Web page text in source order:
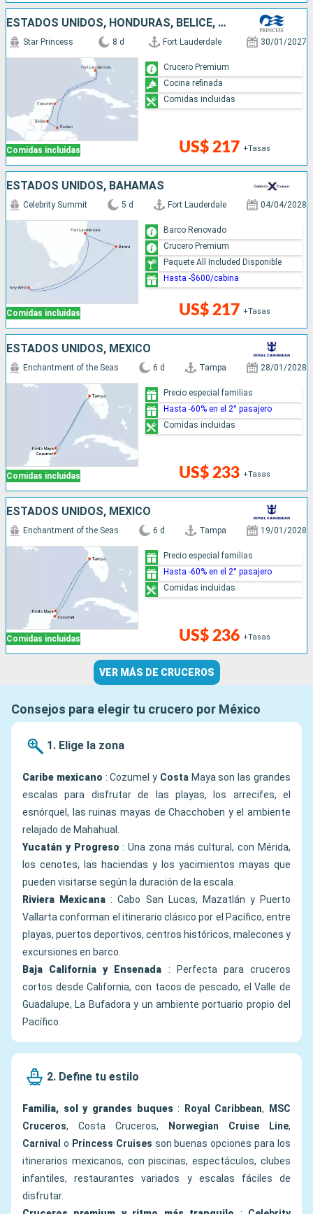
ESTADOS UNIDOS, HONDURAS, BELICE, MÉXICO
Comidas incluidas
Star Princess 8 d Fort Lauderdale 30/01/2027
US$ 217 +Tasas
Crucero Premium
Cocina refinada
Comidas incluidas
ESTADOS UNIDOS, BAHAMAS
Comidas incluidas
Celebrity Summit 5 d Fort Lauderdale 04/04/2028
US$ 217 +Tasas
Barco Renovado
Crucero Premium
Paquete All Included Disponible
Hasta -$600/cabina
ESTADOS UNIDOS, MÉXICO
Comidas incluidas
Enchantment of the Seas 6 d Tampa 28/01/2028
US$ 233 +Tasas
Precio especial familias
Hasta -60% en el 2° pasajero
Comidas incluidas
ESTADOS UNIDOS, MÉXICO
Comidas incluidas
Enchantment of the Seas 6 d Tampa 19/01/2028
US$ 236 +Tasas
Precio especial familias
Hasta -60% en el 2° pasajero
Comidas incluidas
VER MÁS DE CRUCEROS
Consejos para elegir tu crucero por México
1. Elige la zona
Caribe mexicano : Cozumel y CostaMaya son las grandes
escalas para disfrutar de las playas, los arrecifes, el
esnórquel, las ruinas mayas de Chacchoben y el ambiente
relajado de Mahahual.
Yucatán y Progreso : Una zona más cultural, con Mérida,
los cenotes, las haciendas y los yacimientos mayas que
pueden visitarse según la duración de la escala.
Riviera Mexicana : Cabo San Lucas, Mazatlán y Puerto
Vallarta conforman el itinerario clásico por el Pacífico, entre
playas, puertos deportivos, centros históricos, malecones y
excursiones en barco.
Baja California y Ensenada : Perfecta para cruceros
cortos desde California, con tacos de pescado, el Valle de
Guadalupe, La Bufadora y un ambiente portuario propio del
Pacífico.
2. Define tu estilo
Familia, sol y grandes buques: Royal Caribbean,
MSC
Cruceros, Costa Cruceros, Norwegian Cruise Line,
Carnival o Princess Cruises son buenas opciones para los
itinerarios mexicanos, con piscinas, espectáculos, clubes
infantiles, restaurantes variados y escalas fáciles de
disfrutar.